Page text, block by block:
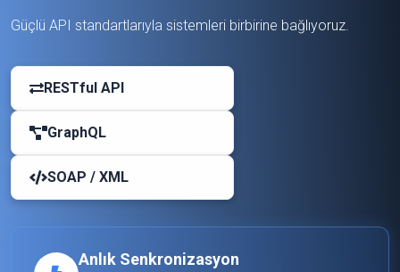
Güçlü API standartlarıyla sistemleri birbirine bağlıyoruz.
RESTful API
GraphQL
SOAP / XML
Anlık Senkronizasyon